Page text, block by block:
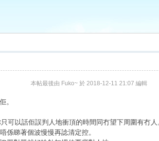
本帖最後由 Fuko~ 於 2018-12-11 21:07 編輯
。
可以話佢誤判人地衝頂的時間同冇望下周圍有冇人
係睇著個波慢慢再諗清定控。